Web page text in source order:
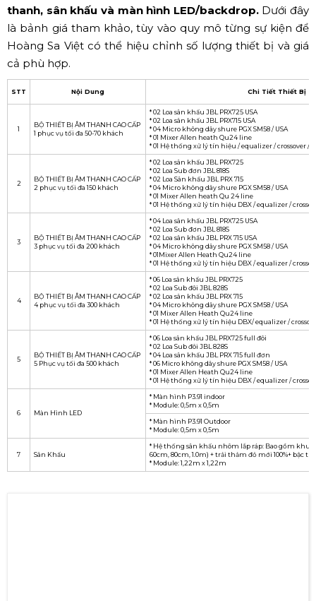
thanh, sân khấu và màn hình LED/backdrop. Dưới đây
là bảnh giá tham khảo, tùy vào quy mô từng sự kiện để
Hoàng Sa Việt có thể hiệu chỉnh số lượng thiết bị và giá
cả phù hợp.
STT Nội Dung Chi Tiết Thiết Bị
1
BỘ THIẾT BỊ ÂM THANH CAO CẤP
1 phục vụ tối đa 50-70 khách
* 02 Loa sân khấu JBL PRX725 USA
* 02 Loa sân khấu JBL PRX715 USA
* 04 Micro không dây shure PGX SM58 / USA
* 01 Mixer Allen heath Qu24 line
* 01 Hệ thống xử lý tín hiệu / equalizer / crossover /
2
BỘ THIẾT BỊ ÂM THANH CAO CẤP
2 phục vụ tối đa 150 khách
* 02 Loa sân khấu JBL PRX725
* 02 Loa Sub đơn JBL 818S
* 02 Loa Sân khấu JBL PRX 715
* 04 Micro không dây shure PGX SM58 / USA
* 01 Mixer Allen heath Qu 24 line
* 01 Hệ thống xử lý tín hiệu DBX / equalizer /
3
BỘ THIẾT BỊ ÂM THANH CAO CẤP
3 phục vụ tối đa 200 khách
* 04 Loa sân khấu JBL PRX725 USA
* 02 Loa Sub đơn JBL 818S
* 02 Loa sân khấu JBL PRX 715 USA
* 04 Micro không dây shure PGX SM58 / USA
* 01Mixer Allen Heath Qu24 line
* 01 Hệ thống xử lý tín hiệu DBX / equalizer /
4
BỘ THIẾT BỊ ÂM THANH CAO CẤP
4 phục vụ tối đa 300 khách
* 06 Loa sân khấu JBL PRX725
* 02 Loa Sub đôi JBL 828S
* 02 Loa sân khấu JBL PRX 715
* 04 Micro không dây shure PGX SM58 / USA
* 01 Mixer Allen Heath Qu24 line
* 01 Hệ thống xử lý tín hiệu DBX/ equalizer /
5
BỘ THIẾT BỊ ÂM THANH CAO CẤP
5 Phục vụ tối đa 500 khách
* 06 Loa sân khấu JBL PRX725 full đôi
* 02 Loa Sub đôi JBL 828S
* 04 Loa sân khấu JBL PRX 715 full đơn
* 06 Micro không dây shure PGX SM58 / USA
* 01 Mixer Allen Heath Qu24 line
* 01 Hệ thống xử lý tín hiệu DBX / equalizer /
6 Màn Hình LED
* Màn hình P3.91 indoor
* Module: 0,5m x 0,5m
* Màn hình P3.91 Outdoor
* Module: 0,5m x 0,5m
7 Sân Khấu
* Hệ thống sân khấu nhôm lắp ráp: Bao gồm
60cm, 80cm, 1.0m) + trải thảm đỏ mới 100%+ bậc
* Module: 1,22m x 1,22m